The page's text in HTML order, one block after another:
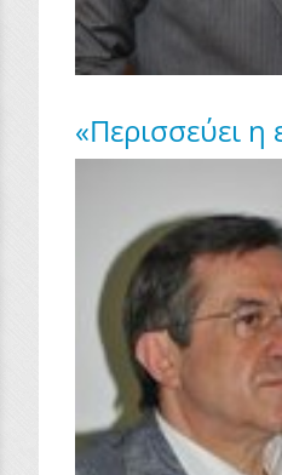
«Περισσεύει η